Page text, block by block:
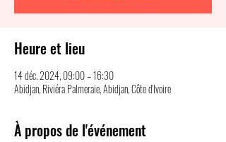
Heure et lieu
14 déc. 2024, 09:00 – 16:30
Abidjan, Riviéra Palmeraie, Abidjan, Côte d'Ivoire
À propos de l'événement